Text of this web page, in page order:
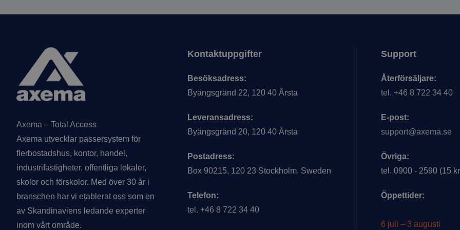
Axema – Total Access
Axema utvecklar passersystem för
flerbostadshus, kontor, handel,
industrifastigheter, offentliga lokaler,
skolor och förskolor. Med över 30 år i
branschen har vi etablerat oss som en
av Skandinaviens ledande experter
inom vårt område.
Kontaktuppgifter
Besöksadress:
Byängsgränd 22, 120 40 Årsta
Leveransadress:
Byängsgränd 20, 120 40 Årsta
Postadress:
Box 90215, 120 23 Stockholm, Sweden
Telefon:
tel. +46 8 722 34 40
Support
Återförsäljare:
tel. +46 8 722 34 40
E-post:
support@axema.se
Övriga:
tel. 0900 - 2590 (15
Öppettider:
6 juli – 3 augusti